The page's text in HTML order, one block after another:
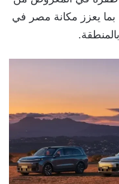
بما يعزز مكانة مصر في